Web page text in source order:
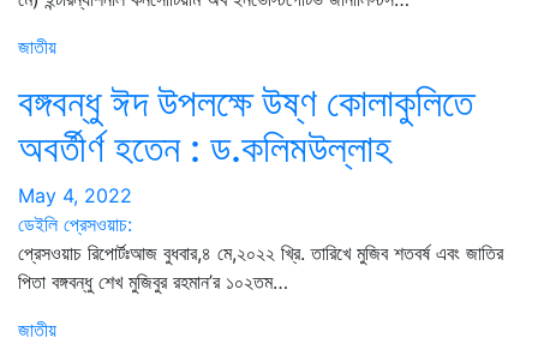
জাতীয়
বঙ্গবন্ধু ঈদ উপলক্ষে উষ্ণ কোলাকুলিতে
অবর্তীর্ণ হতেন : ড.কলিমউল্লাহ
May 4, 2022
ডেইলি প্রেসওয়াচ:
প্রেসওয়াচ রিপোর্টঃআজ বুধবার,৪ মে,২০২২ খ্রি. তারিখে মুজিব শতবর্ষ এবং জাতির
পিতা বঙ্গবন্ধু শেখ মুজিবুর রহমান’র ১০২তম…
জাতীয়